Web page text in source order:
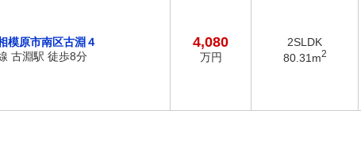
模原市南区古淵４
古淵駅 徒歩8分
4,080
万円
2SLDK
80.31m2